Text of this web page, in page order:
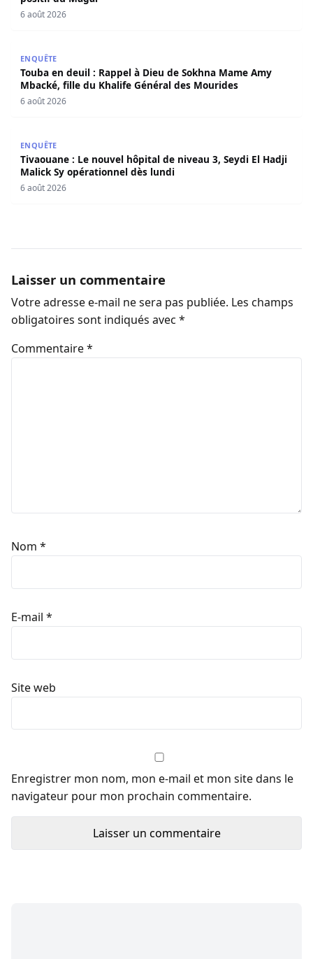
6 août 2026
ENQUÊTE
Touba en deuil : Rappel à Dieu de Sokhna Mame Amy
Mbacké, fille du Khalife Général des Mourides
6 août 2026
ENQUÊTE
Tivaouane : Le nouvel hôpital de niveau 3, Seydi El Hadji
Malick Sy opérationnel dès lundi
6 août 2026
Laisser un commentaire
Votre adresse e-mail ne sera pas publiée. Les champs
obligatoires sont indiqués avec *
Commentaire*
Nom *
E-mail *
Site web
Enregistrer mon nom, mon e-mail et mon site dans le
navigateur pour mon prochain commentaire.